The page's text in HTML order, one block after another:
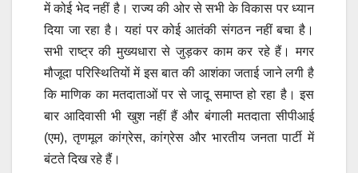
में कोई भेद नहीं है। राज्य की ओर से सभी के विकास पर ध्यान
दिया जा रहा है। यहां पर कोई आतंकी संगठन नहीं बचा है।
सभी राष्ट्र की मुख्यधारा से जुड़कर काम कर रहे हैं। मगर
मौजूदा परिस्थितियों में इस बात की आशंका जताई जाने लगी है
कि माणिक का मतदाताओं पर से जादू समाप्त हो रहा है। इस
बार आदिवासी भी खुश नहीं हैं और बंगाली मतदाता सीपीआई
(एम), तृणमूल कांग्रेस, कांग्रेस और भारतीय जनता पार्टी में
बंटते दिख रहे हैं।